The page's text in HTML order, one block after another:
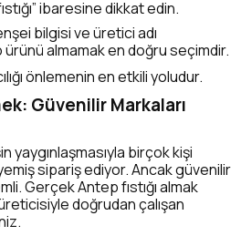
ibaresine dikkat edin.
bilgisi ve üretici adı
ürünü almamak en doğru seçimdir.
önlemenin en etkili yoludur.
Güvenilir Markaları
yaygınlaşmasıyla birçok kişi
sipariş ediyor. Ancak güvenilir
Gerçek Antep fıstığı almak
doğrudan çalışan